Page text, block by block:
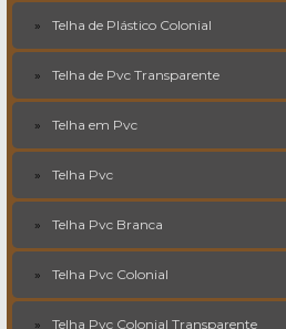
Telha de Plástico Colonial
Telha de Pvc Transparente
Telha em Pvc
Telha Pvc
Telha Pvc Branca
Telha Pvc Colonial
Telha Pvc Colonial Transparente